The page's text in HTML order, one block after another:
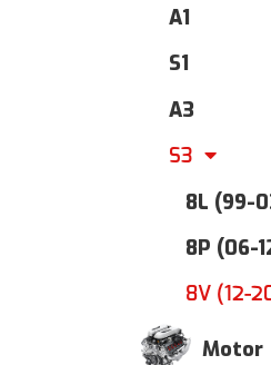
A1
S1
A3
S3
8L (99-
8P (06-
8V (12-
Motor